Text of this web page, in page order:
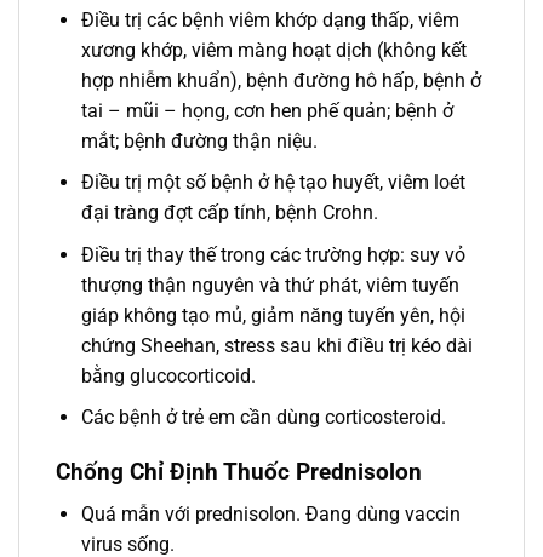
Điều trị các bệnh viêm khớp dạng thấp, viêm
xương khớp, viêm màng hoạt dịch (không kết
hợp nhiễm khuẩn), bệnh đường hô hấp, bệnh ở
tai – mũi – họng, cơn hen phế quản; bệnh ở
mắt; bệnh đường thận niệu.
Điều trị một số bệnh ở hệ tạo huyết, viêm loét
đại tràng đợt cấp tính, bệnh Crohn.
Điều trị thay thế trong các trường hợp: suy vỏ
thượng thận nguyên và thứ phát, viêm tuyến
giáp không tạo mủ, giảm năng tuyến yên, hội
chứng Sheehan, stress sau khi điều trị kéo dài
bằng glucocorticoid.
Các bệnh ở trẻ em cần dùng corticosteroid.
Chống Chỉ Định Thuốc Prednisolon
Quá mẫn với prednisolon. Đang dùng vaccin
virus sống.